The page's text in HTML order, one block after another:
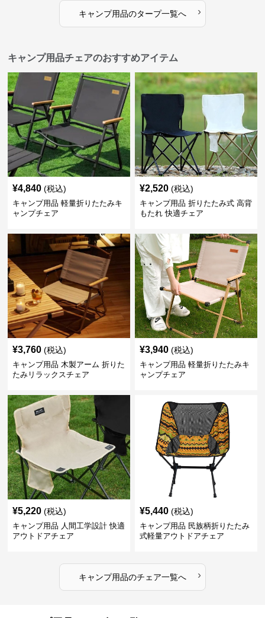
キャンプ用品のタープ一覧へ ›
キャンプ用品チェアのおすすめアイテム
¥4,840 (税込)
キャンプ用品 軽量折りたたみキ
ャンプチェア
¥2,520 (税込)
キャンプ用品 折りたたみ式 高背
もたれ 快適チェア
¥3,760 (税込)
キャンプ用品 木製アーム 折りた
たみリラックスチェア
¥3,940 (税込)
キャンプ用品 軽量折りたたみキ
ャンプチェア
¥5,220 (税込)
キャンプ用品 人間工学設計 快適
アウトドアチェア
¥5,440 (税込)
キャンプ用品 民族柄折りたたみ
式軽量アウトドアチェア
キャンプ用品のチェア一覧へ ›